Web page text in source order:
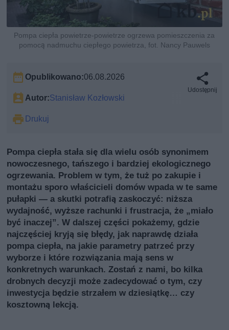
Pompa ciepła powietrze-powietrze ogrzewa pomieszczenia za
pomocą nadmuchu ciepłego powietrza, fot. Nancy Pauwels
Opublikowano:06.08.2026
Autor:Stanisław Kozłowski
Drukuj
Udostępnij
Pompa ciepła stała się dla wielu osób synonimem
nowoczesnego, tańszego i bardziej ekologicznego
ogrzewania. Problem w tym, że tuż po zakupie i
montażu sporo właścicieli domów wpada w te same
pułapki — a skutki potrafią zaskoczyć: niższa
wydajność, wyższe rachunki i frustracja, że „miało
być inaczej”. W dalszej części pokażemy, gdzie
najczęściej kryją się błędy, jak naprawdę działa
pompa ciepła, na jakie parametry patrzeć przy
wyborze i które rozwiązania mają sens w
konkretnych warunkach. Zostań z nami, bo kilka
drobnych decyzji może zadecydować o tym, czy
inwestycja będzie strzałem w dziesiątkę… czy
kosztowną lekcją.